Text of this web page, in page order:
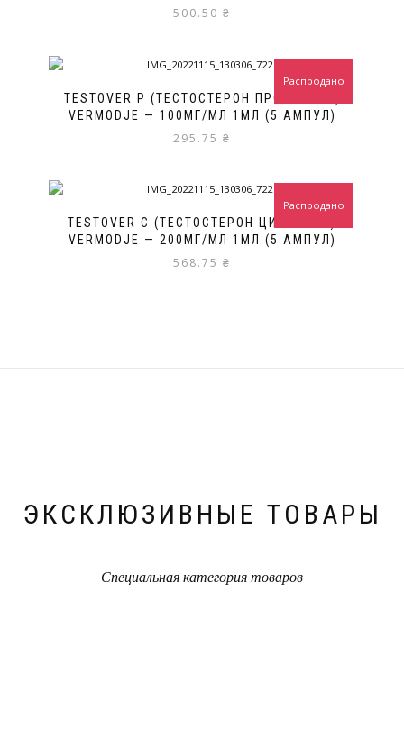
500.50 ₴
TESTOVER P (ТЕСТОСТЕРОН ПРОПИОНАТ)
VERMODJE — 100МГ/МЛ 1МЛ (5 АМПУЛ)
295.75 ₴
Распродано
TESTOVER C (ТЕСТОСТЕРОН ЦИПИОНАТ)
VERMODJE — 200МГ/МЛ 1МЛ (5 АМПУЛ)
568.75 ₴
Распродано
ЭКСКЛЮЗИВНЫЕ ТОВАРЫ
Специальная категория товаров